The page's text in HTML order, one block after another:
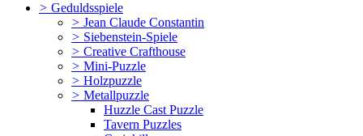
> Geduldsspiele
> Jean Claude Constantin
> Siebenstein-Spiele
> Creative Crafthouse
> Mini-Puzzle
> Holzpuzzle
> Metallpuzzle
Huzzle Cast Puzzle
Tavern Puzzles